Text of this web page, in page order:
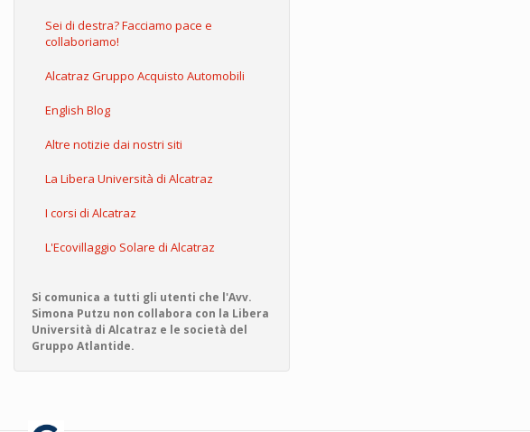
Sei di destra? Facciamo pace e
collaboriamo!
Alcatraz Gruppo Acquisto Automobili
English Blog
Altre notizie dai nostri siti
La Libera Università di Alcatraz
I corsi di Alcatraz
L'Ecovillaggio Solare di Alcatraz
Si comunica a tutti gli utenti che l'Avv.
Simona Putzu non collabora con la Libera
Università di Alcatraz e le società del
Gruppo Atlantide.